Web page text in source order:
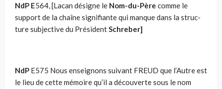
NdP E564, [Lacan désigne le Nom-du-Père comme le
support de la chaîne signifiante qui manque dans la struc­
ture subjective du PrésidentSchreber]
NdP E575 Nous enseignons suivant FREUD que l’Autre est
le lieu de cette mémoire qu’il a découverte sous le nom